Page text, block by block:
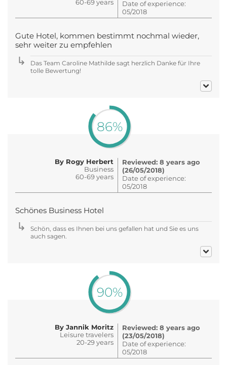
60-69 years
Date of experience:
05/2018
Gute Hotel, kommen bestimmt nochmal wieder,
sehr weiter zu empfehlen
Das Team Caroline Mathilde sagt herzlich Danke für Ihre
tolle Bewertung!
86%
By Rogy Herbert
Business
60-69 years
Reviewed: 8 years ago
(26/05/2018)
Date of experience:
05/2018
Schönes Business Hotel
Schön, dass es Ihnen bei uns gefallen hat und Sie es uns
auch sagen.
90%
By Jannik Moritz
Leisure travelers
20-29 years
Reviewed: 8 years ago
(23/05/2018)
Date of experience:
05/2018